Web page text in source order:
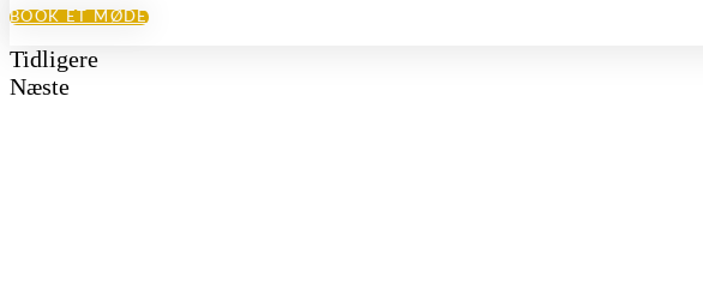
BOOK ET MØDE
Tidligere
Næste